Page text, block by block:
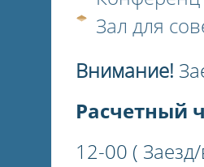
Зал для
Внимание!
Расчетный
12-00 (